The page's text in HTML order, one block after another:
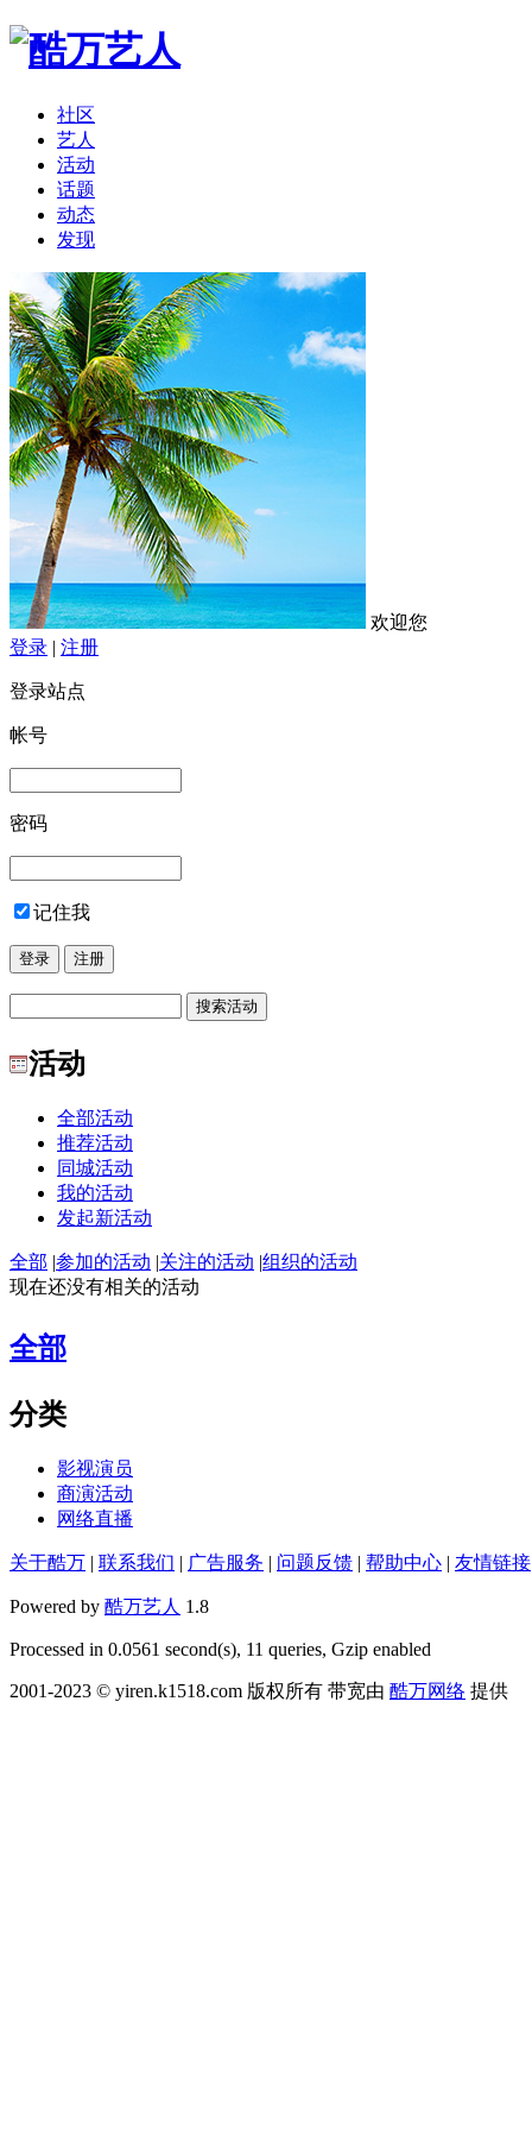
社区
艺人
活动
话题
动态
发现
欢迎您
登录 | 注册
登录站点
帐号
密码
记住我
活动
全部活动
推荐活动
同城活动
我的活动
发起新活动
全部 |参加的活动 |关注的活动 |组织的活动
现在还没有相关的活动
全部
分类
影视演员
商演活动
网络直播
关于酷万 | 联系我们 | 广告服务 | 问题反馈 | 帮助中心 | 友情链接
Powered by 酷万艺人 1.8
Processed in 0.0561 second(s), 11 queries, Gzip enabled
2001-2023 © yiren.k1518.com 版权所有 带宽由 酷万网络 提供